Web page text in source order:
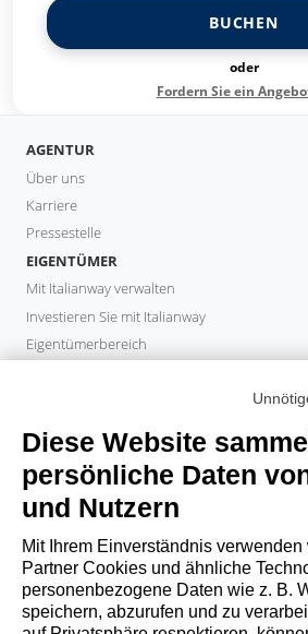
BUCHEN
oder
Fordern Sie ein
AGENTUR
Über uns
Karriere
Pressestelle
EIGENTÜMER
Mit Italianway verwalten
Investieren Sie mit Italianway
Eigentümerbereich
GÄSTE
Aufenthalt buchen
Langzeitaufenthalte
Gästeerlebnisse
Rabatte fuer gaeste
Bedingungen für Unternehmen
Diese Website
persönliche Daten
und Nutzern
Mit Ihrem Einverständnis
Partner Cookies und ähnliche
personenbezogene Daten wie z. B.
speichern, abzurufen und zu